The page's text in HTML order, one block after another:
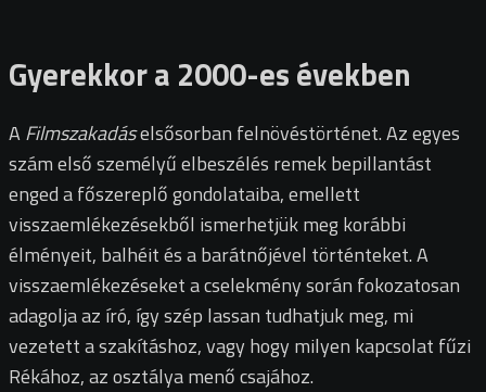
Gyerekkor a 2000-es években
AFilmszakadáselsősorban felnövéstörténet. Az egyes
szám első személyű elbeszélés remek bepillantást
enged a főszereplő gondolataiba, emellett
visszaemlékezésekből ismerhetjük meg korábbi
élményeit, balhéit és a barátnőjével történteket. A
visszaemlékezéseket a cselekmény során fokozatosan
adagolja az író, így szép lassan tudhatjuk meg, mi
vezetett a szakításhoz, vagy hogy milyen kapcsolat fűzi
Rékához, az osztálya menő csajához.